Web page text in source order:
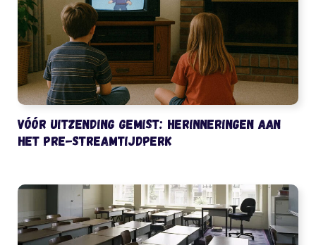
Vóór uitzending gemist: herinneringen aan
het pre-streamtijdperk